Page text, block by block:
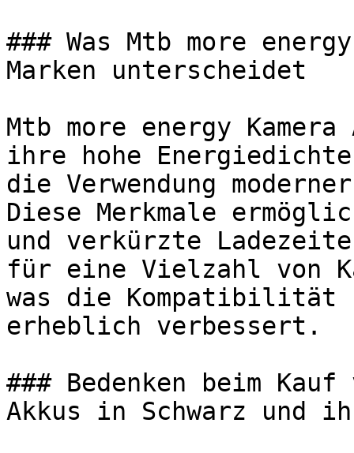
### Was Mtb more
Marken unterscheidet
Mtb more energy
ihre hohe
die Verwendung
Diese Merkmale
und verkürzte
für eine Vielzahl von
was die Kompatibilität
erheblich verbessert.
### Bedenken beim Kauf
Akkus in Schwarz und